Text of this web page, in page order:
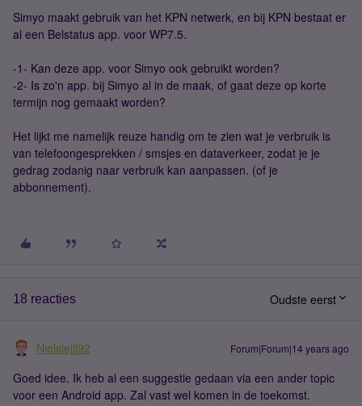
Simyo maakt gebruik van het KPN netwerk, en bij KPN bestaat er
al een Belstatus app. voor WP7.5.
-1- Kan deze app. voor Simyo ook gebruikt worden?
-2- Is zo'n app. bij Simyo al in de maak, of gaat deze op korte
termijn nog gemaakt worden?
Het lijkt me namelijk reuze handig om te zien wat je verbruik is
van telefoongesprekken / smsjes en dataverkeer, zodat je je
gedrag zodanig naar verbruik kan aanpassen. (of je
abbonnement).
18 reacties Oudste eerst
Nielsiejjj92 Forum|Forum|14 years ago
Goed idee. Ik heb al een suggestie gedaan via een ander topic
voor een Android app. Zal vast wel komen in de toekomst.